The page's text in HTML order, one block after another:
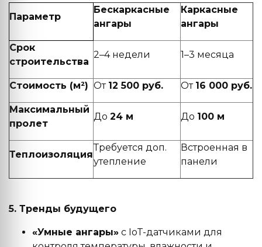
Параметр
Бескаркасные
ангары
Каркасные
ангары
Срок
строительства
2–4 недели 1–3 месяца
Стоимость (м²) От 12 500 руб. От 16 000 руб.
Максимальный
пролет
До 24 м До 100 м
Теплоизоляция
Требуется доп.
утепление
Встроенная в
панели
5. Тренды будущего
«Умные ангары» с IoT-датчиками для